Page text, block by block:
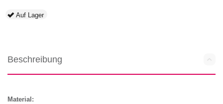
Auf Lager
Beschreibung
Material: